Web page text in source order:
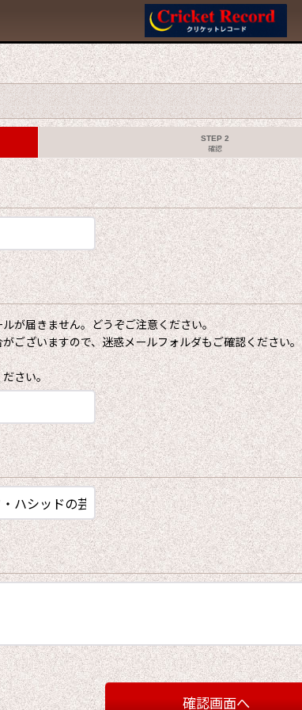
STEP 2
確認
が届きません。どうぞご注意ください。
ございますので、迷惑メールフォルダもご確認ください。
ださい。
確認画面へ